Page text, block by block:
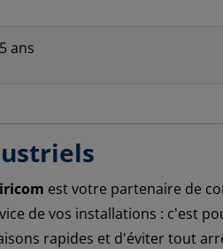
5 ans
est votre partenaire de
de vos installations : c'est
rapides et d'éviter tout